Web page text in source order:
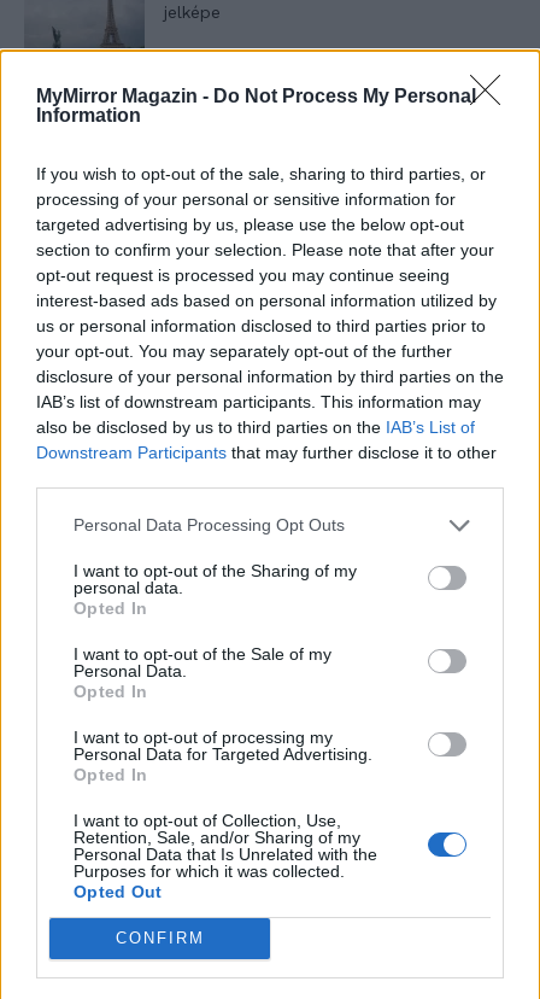
MyMirror Magazin - Do Not Process My Personal
Information
If you wish to opt-out of the sale, sharing to third parties, or
processing of your personal or sensitive information for
targeted advertising by us, please use the below opt-out
section to confirm your selection. Please note that after your
opt-out request is processed you may continue seeing
interest-based ads based on personal information utilized by
us or personal information disclosed to third parties prior to
your opt-out. You may separately opt-out of the further
disclosure of your personal information by third parties on the
IAB’s list of downstream participants. This information may
also be disclosed by us to third parties on the IAB’s List of
Downstream Participants that may further disclose it to other
Personal Data Processing Opt Outs
I want to opt-out of the Sharing of my
personal data.
Opted In
I want to opt-out of the Sale of my
Personal Data.
Opted In
I want to opt-out of processing my
Personal Data for Targeted Advertising.
Opted In
I want to opt-out of Collection, Use,
Retention, Sale, and/or Sharing of my
Personal Data that Is Unrelated with the
Purposes for which it was collected.
Opted Out
CONFIRM
jelképe
Minka 12. rész
Minka 11. rész
T. szereti a fiatal lányokat 14. rész
Pedig szóltam… – Miért nem hiszünk a
A legidegesítőbb kifejezések laza
gyűjteménye
Elyna Robbs: Adéle és az örökölt árnyak
A világ legismertebb ruhái